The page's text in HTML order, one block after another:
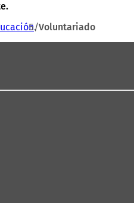
Voluntariado